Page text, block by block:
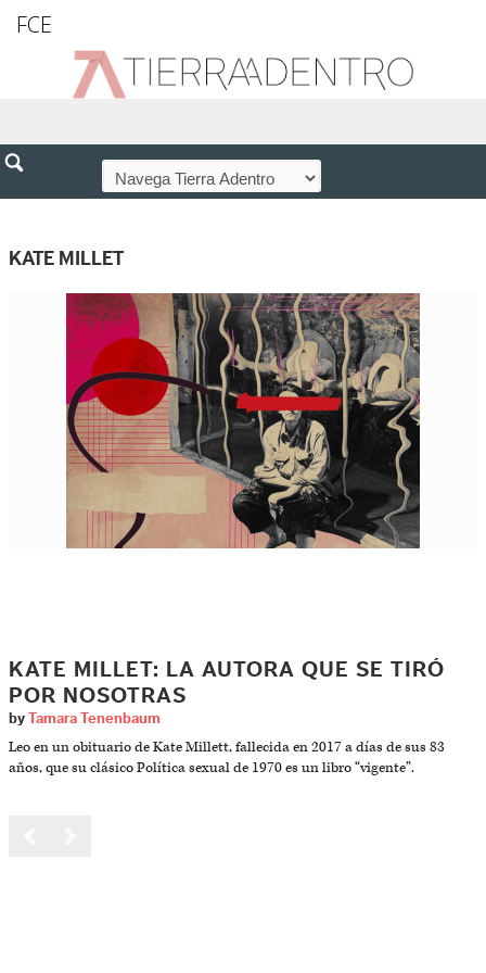
FCE
KATE MILLET
KATE MILLET: LA AUTORA QUE SE TIRÓ
POR NOSOTRAS
by Tamara Tenenbaum
Leo en un obituario de Kate Millett, fallecida en 2017 a días de sus 83
años, que su clásico Política sexual de 1970 es un libro “vigente”.